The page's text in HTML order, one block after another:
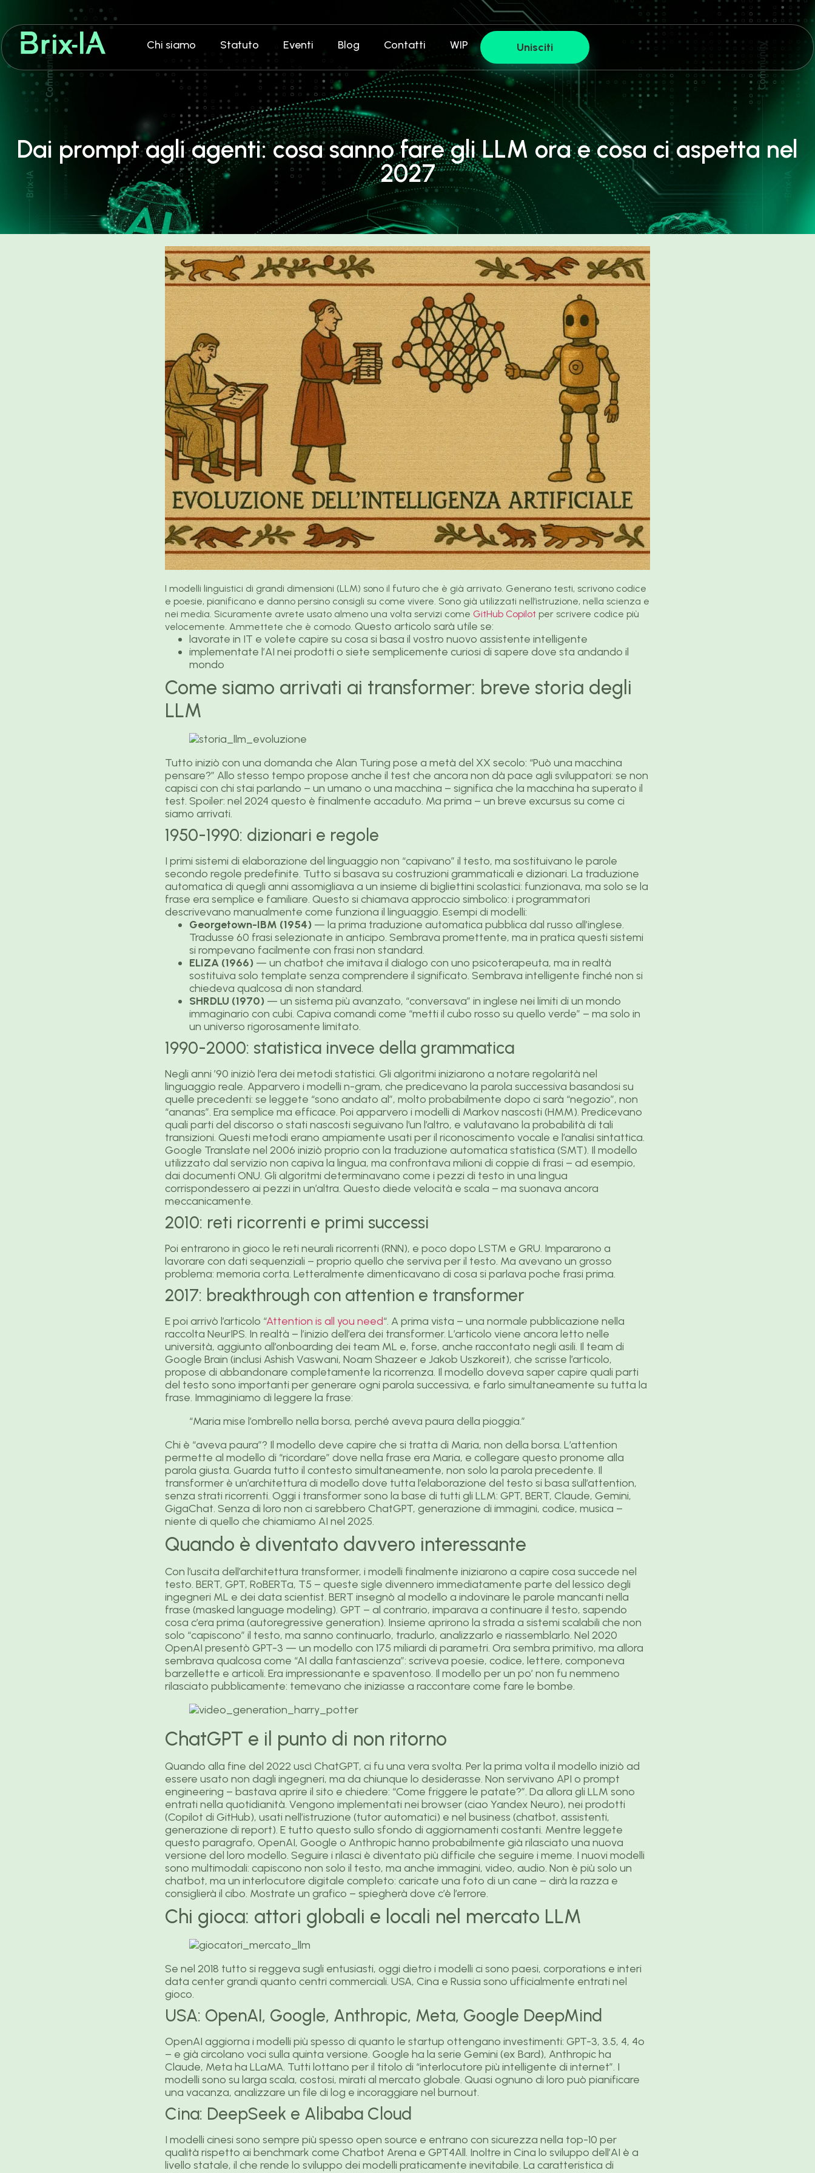
Chi siamo Statuto Eventi Blog Contatti WIP Unisciti
Dai prompt agli agenti: cosa sanno fare gli LLM ora e cosa ci aspetta nel
2027
I modelli linguistici di grandi dimensioni (LLM) sono il futuro che è già arrivato. Generano testi, scrivono codice
e poesie, pianificano e danno persino consigli su come vivere. Sono già utilizzati nell’istruzione, nella scienza e
nei media. Sicuramente avrete usato almeno una volta servizi come GitHub Copilot per scrivere codice più
velocemente. Ammettete che è comodo. Questo articolo sarà utile se:
lavorate in IT e volete capire su cosa si basa il vostro nuovo assistente intelligente
implementate l’AI nei prodotti o siete semplicemente curiosi di sapere dove sta andando il
mondo
Come siamo arrivati ai transformer: breve storia degli
LLM
Tutto iniziò con una domanda che Alan Turing pose a metà del XX secolo: “Può una macchina
pensare?” Allo stesso tempo propose anche il test che ancora non dà pace agli sviluppatori: se non
capisci con chi stai parlando – un umano o una macchina – significa che la macchina ha superato il
test. Spoiler: nel 2024 questo è finalmente accaduto. Ma prima – un breve excursus su come ci
siamo arrivati.
1950-1990: dizionari e regole
I primi sistemi di elaborazione del linguaggio non “capivano” il testo, ma sostituivano le parole
secondo regole predefinite. Tutto si basava su costruzioni grammaticali e dizionari. La traduzione
automatica di quegli anni assomigliava a un insieme di bigliettini scolastici: funzionava, ma solo se la
frase era semplice e familiare. Questo si chiamava approccio simbolico: i programmatori
descrivevano manualmente come funziona il linguaggio. Esempi di modelli:
Georgetown-IBM (1954) — la prima traduzione automatica pubblica dal russo all’inglese.
Tradusse 60 frasi selezionate in anticipo. Sembrava promettente, ma in pratica questi sistemi
si rompevano facilmente con frasi non standard.
ELIZA (1966) — un chatbot che imitava il dialogo con uno psicoterapeuta, ma in realtà
sostituiva solo template senza comprendere il significato. Sembrava intelligente finché non si
chiedeva qualcosa di non standard.
SHRDLU (1970) — un sistema più avanzato, “conversava” in inglese nei limiti di un mondo
immaginario con cubi. Capiva comandi come “metti il cubo rosso su quello verde” – ma solo in
un universo rigorosamente limitato.
1990-2000: statistica invece della grammatica
Negli anni ’90 iniziò l’era dei metodi statistici. Gli algoritmi iniziarono a notare regolarità nel
linguaggio reale. Apparvero i modelli n-gram, che predicevano la parola successiva basandosi su
quelle precedenti: se leggete “sono andato al”, molto probabilmente dopo ci sarà “negozio”, non
“ananas”. Era semplice ma efficace. Poi apparvero i modelli di Markov nascosti (HMM). Predicevano
quali parti del discorso o stati nascosti seguivano l’un l’altro, e valutavano la probabilità di tali
transizioni. Questi metodi erano ampiamente usati per il riconoscimento vocale e l’analisi sintattica.
Google Translate nel 2006 iniziò proprio con la traduzione automatica statistica (SMT). Il modello
utilizzato dal servizio non capiva la lingua, ma confrontava milioni di coppie di frasi – ad esempio,
dai documenti ONU. Gli algoritmi determinavano come i pezzi di testo in una lingua
corrispondessero ai pezzi in un’altra. Questo diede velocità e scala – ma suonava ancora
meccanicamente.
2010: reti ricorrenti e primi successi
Poi entrarono in gioco le reti neurali ricorrenti (RNN), e poco dopo LSTM e GRU. Impararono a
lavorare con dati sequenziali – proprio quello che serviva per il testo. Ma avevano un grosso
problema: memoria corta. Letteralmente dimenticavano di cosa si parlava poche frasi prima.
2017: breakthrough con attention e transformer
E poi arrivò l’articolo “Attention is all you need“. A prima vista – una normale pubblicazione nella
raccolta NeurIPS. In realtà – l’inizio dell’era dei transformer. L’articolo viene ancora letto nelle
università, aggiunto all’onboarding dei team ML e, forse, anche raccontato negli asili. Il team di
Google Brain (inclusi Ashish Vaswani, Noam Shazeer e Jakob Uszkoreit), che scrisse l’articolo,
propose di abbandonare completamente la ricorrenza. Il modello doveva saper capire quali parti
del testo sono importanti per generare ogni parola successiva, e farlo simultaneamente su tutta la
frase. Immaginiamo di leggere la frase:
“Maria mise l’ombrello nella borsa, perché aveva paura della pioggia.”
Chi è “aveva paura”? Il modello deve capire che si tratta di Maria, non della borsa. L’attention
permette al modello di “ricordare” dove nella frase era Maria, e collegare questo pronome alla
parola giusta. Guarda tutto il contesto simultaneamente, non solo la parola precedente. Il
transformer è un’architettura di modello dove tutta l’elaborazione del testo si basa sull’attention,
senza strati ricorrenti. Oggi i transformer sono la base di tutti gli LLM: GPT, BERT, Claude, Gemini,
GigaChat. Senza di loro non ci sarebbero ChatGPT, generazione di immagini, codice, musica –
niente di quello che chiamiamo AI nel 2025.
Quando è diventato davvero interessante
Con l’uscita dell’architettura transformer, i modelli finalmente iniziarono a capire cosa succede nel
testo. BERT, GPT, RoBERTa, T5 – queste sigle divennero immediatamente parte del lessico degli
ingegneri ML e dei data scientist. BERT insegnò al modello a indovinare le parole mancanti nella
frase (masked language modeling). GPT – al contrario, imparava a continuare il testo, sapendo
cosa c’era prima (autoregressive generation). Insieme aprirono la strada a sistemi scalabili che non
solo “capiscono” il testo, ma sanno continuarlo, tradurlo, analizzarlo e riassemblarlo. Nel 2020
OpenAI presentò GPT-3 — un modello con 175 miliardi di parametri. Ora sembra primitivo, ma allora
sembrava qualcosa come “AI dalla fantascienza”: scriveva poesie, codice, lettere, componeva
barzellette e articoli. Era impressionante e spaventoso. Il modello per un po’ non fu nemmeno
rilasciato pubblicamente: temevano che iniziasse a raccontare come fare le bombe.
ChatGPT e il punto di non ritorno
Quando alla fine del 2022 uscì ChatGPT, ci fu una vera svolta. Per la prima volta il modello iniziò ad
essere usato non dagli ingegneri, ma da chiunque lo desiderasse. Non servivano API o prompt
engineering – bastava aprire il sito e chiedere: “Come friggere le patate?”. Da allora gli LLM sono
entrati nella quotidianità. Vengono implementati nei browser (ciao Yandex Neuro), nei prodotti
(Copilot di GitHub), usati nell’istruzione (tutor automatici) e nel business (chatbot, assistenti,
generazione di report). E tutto questo sullo sfondo di aggiornamenti costanti. Mentre leggete
questo paragrafo, OpenAI, Google o Anthropic hanno probabilmente già rilasciato una nuova
versione del loro modello. Seguire i rilasci è diventato più difficile che seguire i meme. I nuovi modelli
sono multimodali: capiscono non solo il testo, ma anche immagini, video, audio. Non è più solo un
chatbot, ma un interlocutore digitale completo: caricate una foto di un cane – dirà la razza e
consiglierà il cibo. Mostrate un grafico – spiegherà dove c’è l’errore.
Chi gioca: attori globali e locali nel mercato LLM
Se nel 2018 tutto si reggeva sugli entusiasti, oggi dietro i modelli ci sono paesi, corporations e interi
data center grandi quanto centri commerciali. USA, Cina e Russia sono ufficialmente entrati nel
gioco.
USA: OpenAI, Google, Anthropic, Meta, Google DeepMind
OpenAI aggiorna i modelli più spesso di quanto le startup ottengano investimenti: GPT-3, 3.5, 4, 4o
– e già circolano voci sulla quinta versione. Google ha la serie Gemini (ex Bard), Anthropic ha
Claude, Meta ha LLaMA. Tutti lottano per il titolo di “interlocutore più intelligente di internet”. I
modelli sono su larga scala, costosi, mirati al mercato globale. Quasi ognuno di loro può pianificare
una vacanza, analizzare un file di log e incoraggiare nel burnout.
Cina: DeepSeek e Alibaba Cloud
I modelli cinesi sono sempre più spesso open source e entrano con sicurezza nella top-10 per
qualità rispetto ai benchmark come Chatbot Arena e GPT4All. Inoltre in Cina lo sviluppo dell’AI è a
livello statale, il che rende lo sviluppo dei modelli praticamente inevitabile. La caratteristica di